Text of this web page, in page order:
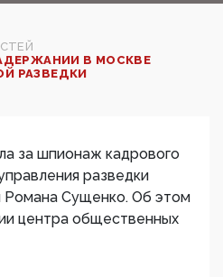
В МОСКВЕ
РАЗВЕДКИ
за шпионаж кадрового
разведки
Сущенко. Об этом
центра общественных